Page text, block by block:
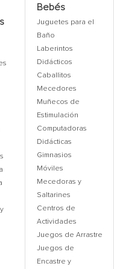
Grandes Motivo La
Creatividad
Niños Divertido
Marca Plan Z
Bebés
Juguetes para el
Baño
Laberintos
Didácticos
Caballitos
Mecedores
Muñecos de
Estimulación
Computadoras
Didácticas
Gimnasios
Móviles
Mecedoras y
Saltarines
Centros de
Actividades
Juegos de Arrastre
Juegos de
Encastre y